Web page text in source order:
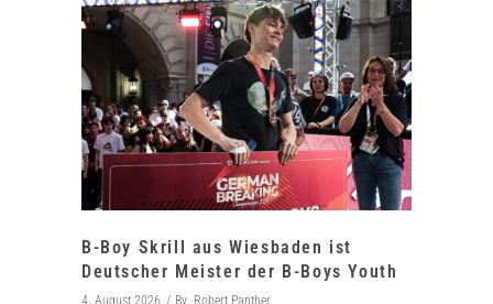
B-Boy Skrill aus Wiesbaden ist
Deutscher Meister der B-Boys Youth
4. August 2026 By Robert Panther